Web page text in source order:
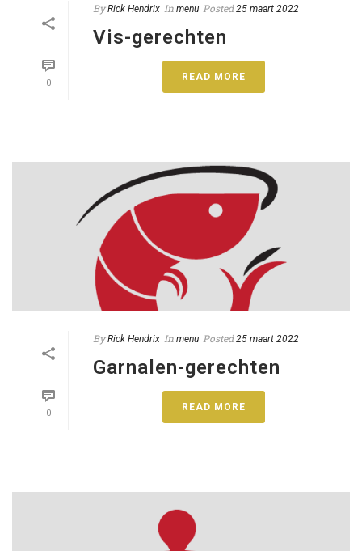
0
By Rick Hendrix In menu Posted 25 maart 2022
Vis-gerechten
READ MORE
0
By Rick Hendrix In menu Posted 25 maart 2022
Garnalen-gerechten
READ MORE